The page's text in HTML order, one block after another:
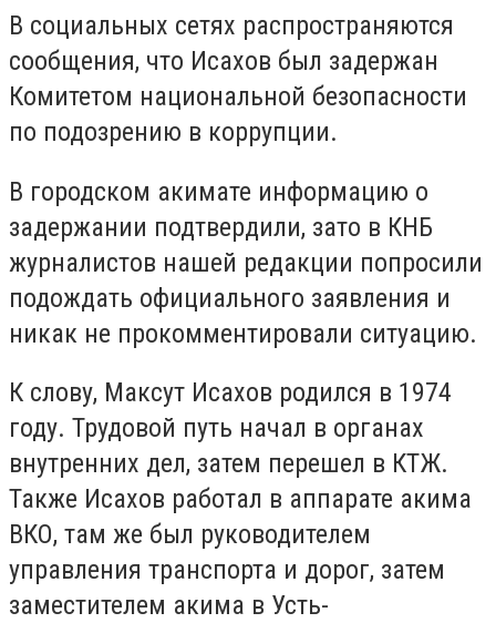
В социальных сетях распространяются
сообщения, что Исахов был задержан
Комитетом национальной безопасности
по подозрению в коррупции.
В городском акимате информацию о
задержании подтвердили, зато в КНБ
журналистов нашей редакции попросили
подождать официального заявления и
никак не прокомментировали ситуацию.
К слову, Максут Исахов родился в 1974
году. Трудовой путь начал в органах
внутренних дел, затем перешел в КТЖ.
Также Исахов работал в аппарате акима
ВКО, там же был руководителем
управления транспорта и дорог, затем
заместителем акима в Усть-